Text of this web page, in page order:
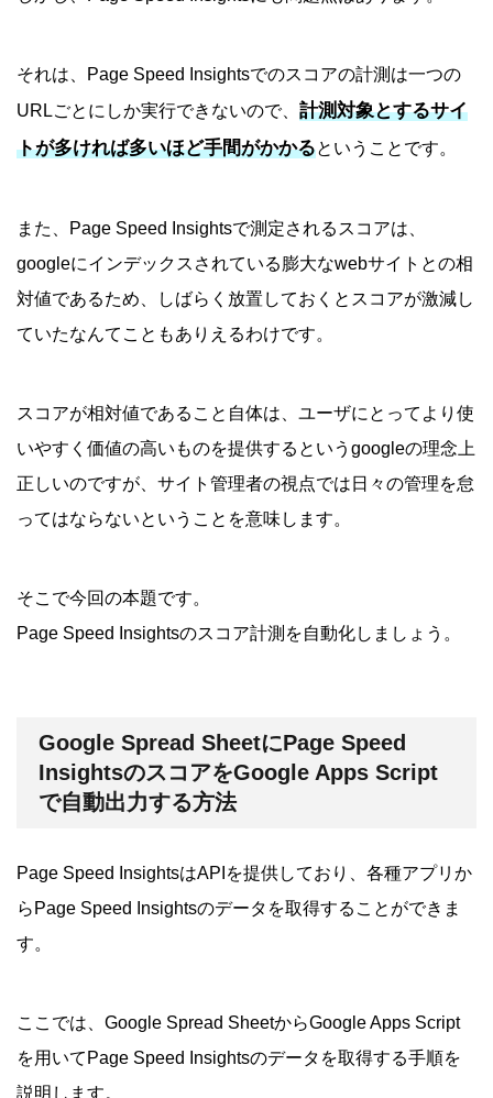
それは、Page Speed Insightsでのスコアの計測は一つの
URLごとにしか実行できないので、 計測対象とするサイ
トが多ければ多いほど手間がかかるということです。
また、Page Speed Insightsで測定されるスコアは、
googleにインデックスされている膨大なwebサイトとの相
対値であるため、しばらく放置しておくとスコアが激減し
ていたなんてこともありえるわけです。
スコアが相対値であること自体は、ユーザにとってより使
いやすく価値の高いものを提供するというgoogleの理念上
正しいのですが、サイト管理者の視点では日々の管理を怠
ってはならないということを意味します。
そこで今回の本題です。
Page Speed Insightsのスコア計測を自動化しましょう。
Google Spread SheetにPage Speed
InsightsのスコアをGoogle Apps Script
で自動出力する方法
Page Speed InsightsはAPIを提供しており、各種アプリか
らPage Speed Insightsのデータを取得することができま
す。
ここでは、Google Spread SheetからGoogle Apps Script
を用いてPage Speed Insightsのデータを取得する手順を
説明します。